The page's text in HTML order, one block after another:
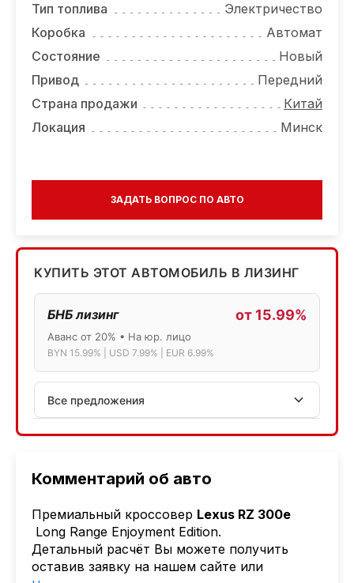
Комментарий об авто
Премиальный кроссовер Lexus RZ 300e
Long Range Enjoyment Edition.
Детальный расчёт Вы можете получить
оставив заявку на нашем сайте или
Тип топлива
Электричество
Коробка
Автомат
Состояние
Новый
Привод
Передний
Страна продажи
Китай
Локация
Минск
ЗАДАТЬ ВОПРОС ПО АВТО
КУПИТЬ ЭТОТ АВТОМОБИЛЬ В ЛИЗИНГ
БНБ лизинг от 15.99%
Аванс от 20% • На юр. лицо
BYN 15.99% | USD 7.99% | EUR 6.99%
Все предложения
АСБ лизинг
Лизинг: BYN 17% | USD 7.99% | EUR 6.99%
Также доступен кредит "Проще простого" 18.9%
Активлизиг